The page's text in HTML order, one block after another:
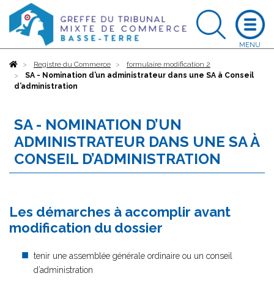
AccueilRegistre du Commerce
formulaire modification 2
SA - Nomination d’un administrateur dans une SA à Conseil
d’administration
SA - NOMINATION D’UN
ADMINISTRATEUR DANS UNE SA À
CONSEIL D’ADMINISTRATION
Les démarches à accomplir avant
modification du dossier
tenir une assemblée générale ordinaire ou un conseil
d’administration